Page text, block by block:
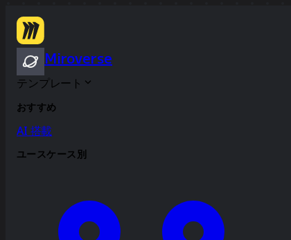
Miroverse
テンプレート
おすすめ
AI 搭載
ユースケース別